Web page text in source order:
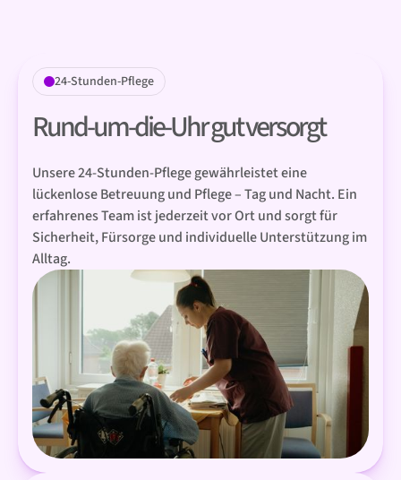
24-Stunden-Pflege
Rund-um-die-Uhr gut versorgt
Unsere 24-Stunden-Pflege gewährleistet eine
lückenlose Betreuung und Pflege – Tag und Nacht. Ein
erfahrenes Team ist jederzeit vor Ort und sorgt für
Sicherheit, Fürsorge und individuelle Unterstützung im
Alltag.